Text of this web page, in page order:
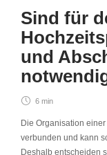
Sind für
und
6 min
Die Organisation
verbunden und kann
Deshalb entscheiden